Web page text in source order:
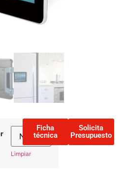
Limpiar
Ficha
técnica
Solicita
Presupuesto